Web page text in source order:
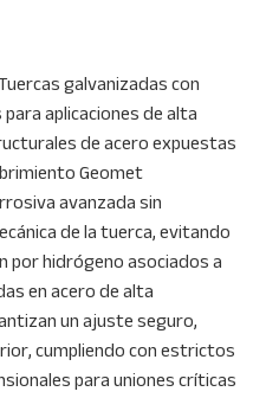
galvanizadas con
aplicaciones de alta
de acero expuestas
Geomet
avanzada sin
de la tuerca, evitando
por hidrógeno asociados a
en acero de alta
un ajuste seguro,
cumpliendo con estrictos
para uniones críticas